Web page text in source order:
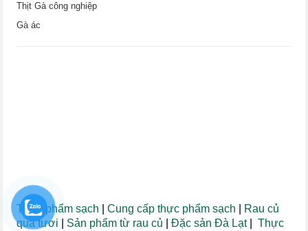
Thịt Gà công nghiệp
Gà ác
Thực phẩm sạch |Cung cấp thực phẩm sạch
Rau củ
quả tươi
Sản phẩm từ rau củ |Đặc sản Đà Lạt|Thực